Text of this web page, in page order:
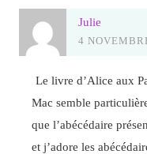
Julie
4
Le livre d’Alice aux
Mac semble
que l’abécédaire
et j’adore les